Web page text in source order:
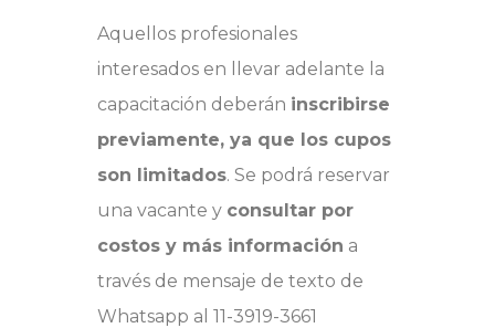
Aquellos profesionales
interesados en llevar adelante la
capacitación deberán inscribirse
previamente, ya que los cupos
son limitados. Se podrá reservar
una vacante y consultar por
costos y más información a
través de mensaje de texto de
Whatsapp al 11-3919-3661